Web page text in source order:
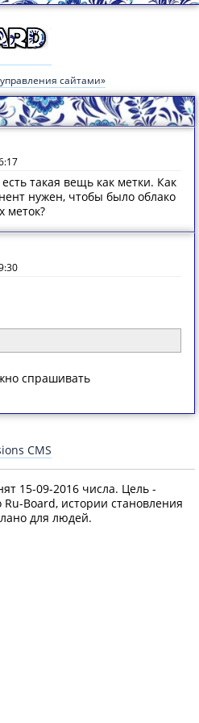
сайтами»
такая вещь как метки. Как
нужен, чтобы было облако
меток?
спрашивать
CMS
15-09-2016 числа. Цель -
Ru-Board, истории становления
для людей.